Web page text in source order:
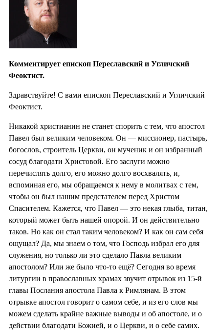
Комментирует епископ Переславский и Угличский
Феоктист.
Здравствуйте! С вами епископ Переславский и Угличский
Феоктист.
Никакой христианин не станет спорить с тем, что апостол
Павел был великим человеком. Он — миссионер, пастырь,
богослов, строитель Церкви, он мученик и он избранный
сосуд благодати Христовой. Его заслуги можно
перечислять долго, его можно долго восхвалять, и,
вспоминая его, мы обращаемся к нему в молитвах с тем,
чтобы он был нашим предстателем перед Христом
Спасителем. Кажется, что Павел — это некая глыба, титан,
который может быть нашей опорой. И он действительно
таков. Но как он стал таким человеком? И как он сам себя
ощущал? Да, мы знаем о том, что Господь избрал его для
служения, но только ли это сделало Павла великим
апостолом? Или же было что-то ещё? Сегодня во время
литургии в православных храмах звучит отрывок из 15-й
главы Послания апостола Павла к Римлянам. В этом
отрывке апостол говорит о самом себе, и из его слов мы
можем сделать крайне важные выводы и об апостоле, и о
действии благодати Божией, и о Церкви, и о себе самих.